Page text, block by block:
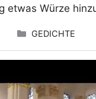
etwas Würze
KATEGORIEN
GEDICHTE